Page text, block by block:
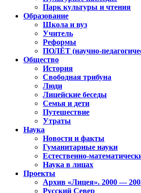
Парк культуры и чтения
Образование
Школа и вуз
Учитель
Реформы
ПОЛЁТ (научно-
Общество
История
Свободная трибуна
Люди
Лицейские беседы
Семья и дети
Путешествие
Утраты
Наука
Новости и факты
Гуманитарные науки
Естественно-
Наука в лицах
Проекты
Архив «Лицея». 2000 —
Русский Север